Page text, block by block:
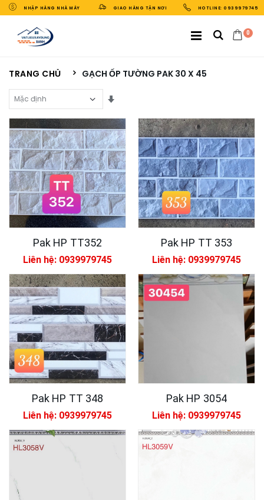
NHẬP HÀNG NHÀ MÁY GIAO HÀNG TẬN NƠI HOTLINE: 0939979745
0
TRANG CHỦ GẠCH ỐP TƯỜNG PAK 30 X 45
Sắp Xếp Theo
Pak HP TT352
Liên hệ: 0939979745
Pak HP TT 353
Liên hệ: 0939979745
Pak HP TT 348
Liên hệ: 0939979745
Pak HP 3054
Liên hệ: 0939979745